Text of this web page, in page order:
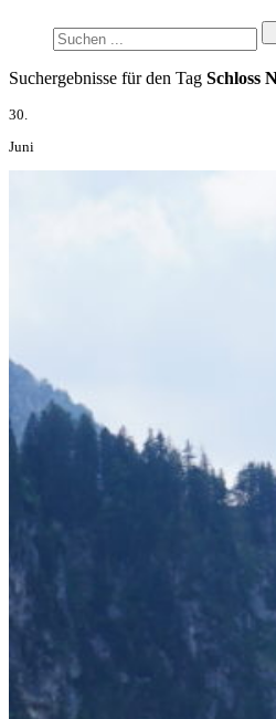
Suchergebnisse für den Tag Schloss
30.
Juni